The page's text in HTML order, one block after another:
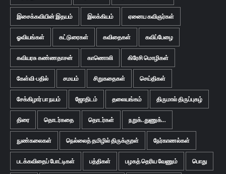
இசைக்கவியின் இதயம் இலக்கியம் ஏனைய கவிஞர்கள்
ஓவியங்கள் கட்டுரைகள் கவிதைகள் கவிப்பேழை
கவியரசு கண்ணதாசன் காணொலி கிரேசி மொழிகள்
கேள்வி-பதில் சமயம் சிறுகதைகள் செய்திகள்
சேக்கிழார் பா நயம் ஜோதிடம் தலையங்கம் திருமால் திருப்புகழ்
திரை தொடர்கதை தொடர்கள் நறுக்..துணுக்...
நுண்கலைகள் நெல்லைத் தமிழில் திருக்குறள் நேர்காணல்கள்
படக்கவிதைப் போட்டிகள் பத்திகள் பழகத் தெரிய வேணும் பொது